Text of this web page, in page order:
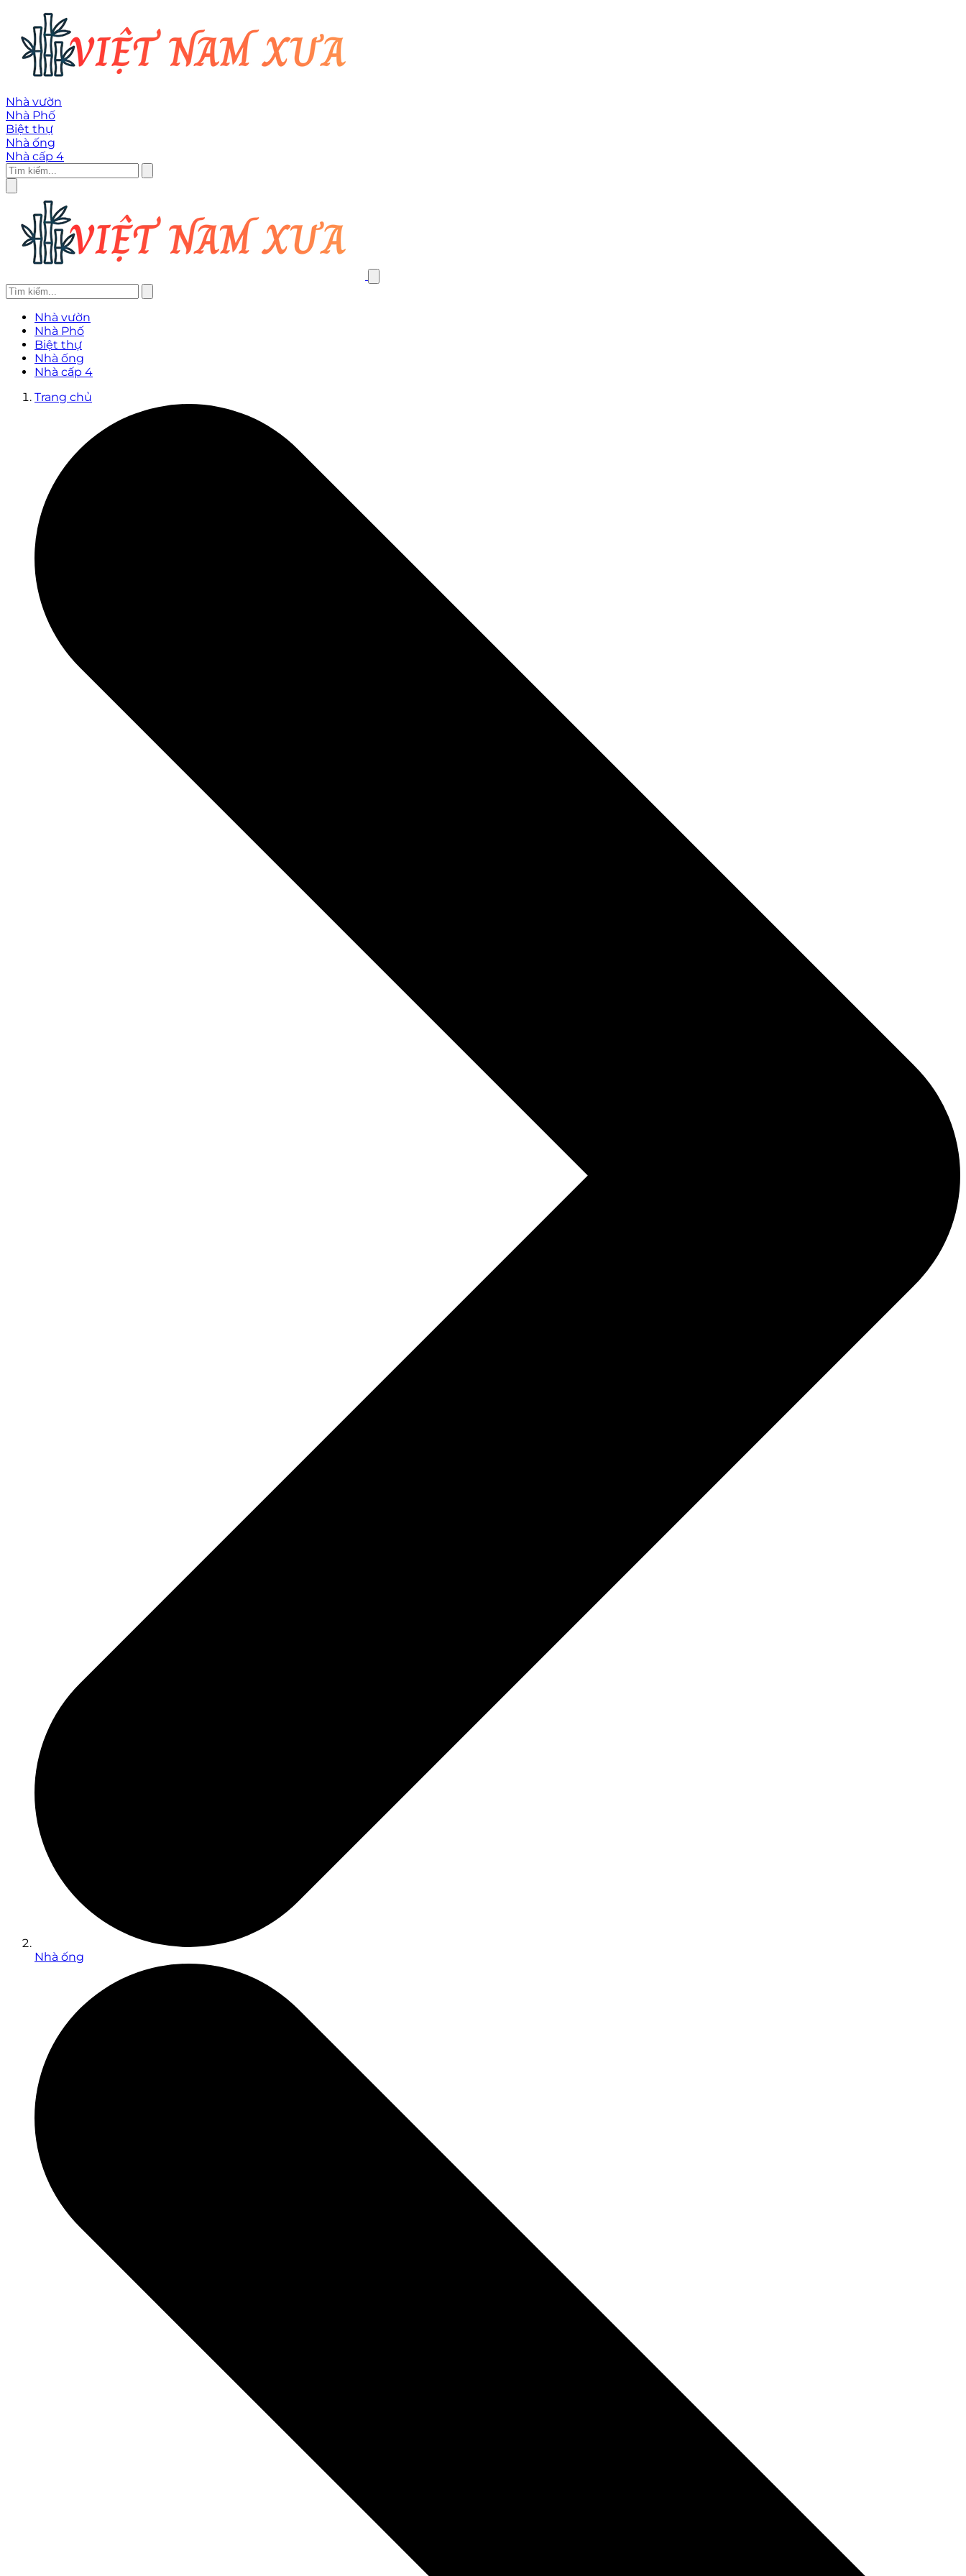
Nhà vườn
Nhà Phố
Biệt thự
Nhà ống
Nhà cấp 4
Nhà vườn
Nhà Phố
Biệt thự
Nhà ống
Nhà cấp 4
Trang chủ
Nhà ống